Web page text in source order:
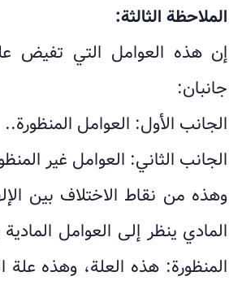
الملاحظة الثالثة:
إن هذه العوامل التي تفيض
جانبان:
الجانب الأول: العوامل المنظورة..
الجانب الثاني: العوامل غير
وهذه من نقاط الاختلاف بين
المادي ينظر إلى العوامل
المنظورة: هذه العلة، وهذه علة